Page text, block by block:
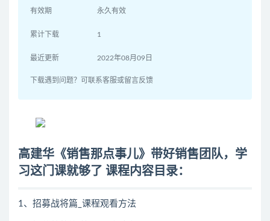
有效期 永久有效
累计下载 1
最近更新 2022年08月09日
下载遇到问题？可联系客服或留言反馈
高建华《销售那点事儿》带好销售团队，学
习这门课就够了 课程内容目录：
1、招募战将篇_课程观看方法